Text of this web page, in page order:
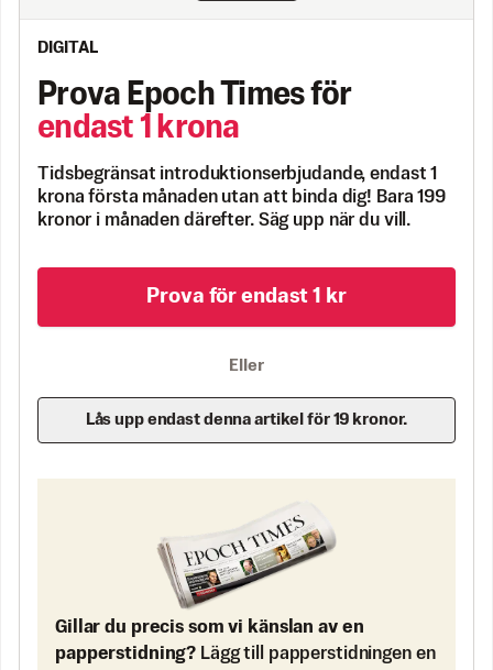
DIGITAL
Prova Epoch Times för
endast 1 krona
Tidsbegränsat introduktionserbjudande, endast 1
krona första månaden utan att binda dig! Bara 199
kronor i månaden därefter. Säg upp när du vill.
Prova för endast 1 kr
Eller
Lås upp endast denna artikel för 19 kronor.
Gillar du precis som vi känslan av en
papperstidning? Lägg till papperstidningen en